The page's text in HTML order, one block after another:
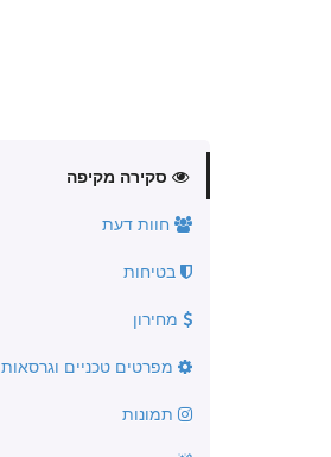
סקירה מקיפה
חוות דעת
בטיחות
מחירון
מפרטים טכניים וגרסאות
תמונות